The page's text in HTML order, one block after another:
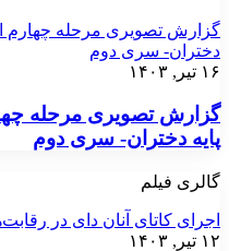
گزارش تصویری مرحله چهارم
دختران- سری دوم
۱۶ تیر, ۱۴۰۳
گزارش تصویری مرحله
پایه دختران- سری دوم
گالری فیلم
اجرای کاتای آنان دای در
۱۲ تیر, ۱۴۰۳